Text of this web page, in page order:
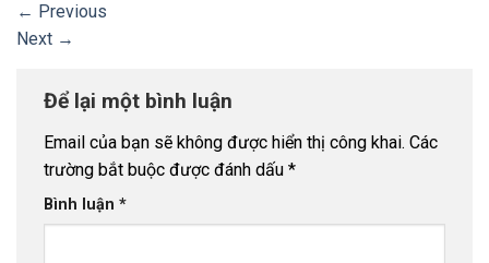
← Previous
Next →
Để lại một bình luận
Email của bạn sẽ không được hiển thị công khai. Các
trường bắt buộc được đánh dấu *
Bình luận *